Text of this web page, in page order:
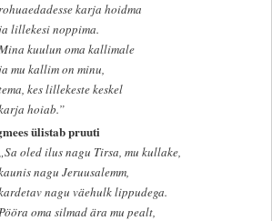
karja hoidma
ja lillekesi noppima.
kuulun oma kallimale
ja mu kallim on minu,
kes lillekeste keskel
hoiab.”
ülistab pruuti
„Sa oled ilus nagu Tirsa, mu kullake,
nagu Jeruusalemm,
nagu väehulk lippudega.
oma silmad ära mu pealt,